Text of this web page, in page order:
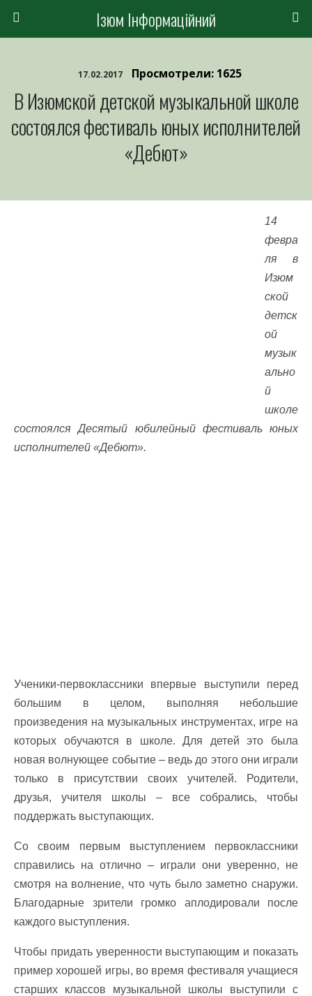
Ізюм Інформаційний
17.02.2017 Просмотрели: 1625
В Изюмской детской музыкальной школе
состоялся фестиваль юных исполнителей
«Дебют»
14
февра
ля в
Изюм
ской
детск
ой
музык
ально
й
школе
состоялся Десятый юбилейный фестиваль юных
исполнителей «Дебют».
Ученики-первоклассники впервые выступили перед
большим в целом, выполняя небольшие
произведения на музыкальных инструментах, игре на
которых обучаются в школе. Для детей это была
новая волнующее событие – ведь до этого они играли
только в присутствии своих учителей. Родители,
друзья, учителя школы – все собрались, чтобы
поддержать выступающих.
Со своим первым выступлением первоклассники
справились на отлично – играли они уверенно, не
смотря на волнение, что чуть было заметно снаружи.
Благодарные зрители громко аплодировали после
каждого выступления.
Чтобы придать уверенности выступающим и показать
пример хорошей игры, во время фестиваля учащиеся
старших классов музыкальной школы выступили с